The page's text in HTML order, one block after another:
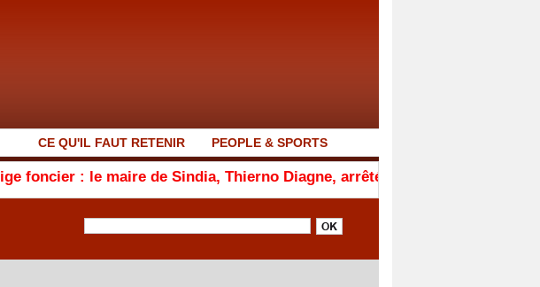
CE QU'IL FAUT RETENIR PEOPLE & SPORTS
maire de Sindia, Thierno Diagne, arrêté par la Section de recherches de